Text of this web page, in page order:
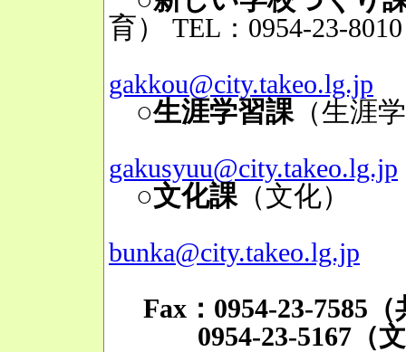
育）
TEL：0954-23-8010
gakkou@city.takeo.lg.jp
○生涯学習課（生涯
gakusyuu@city.takeo.lg.jp
○文化課（文化）
bunka@city.takeo.lg.jp
Fax：0954-23-7585
0954-23-5167（文